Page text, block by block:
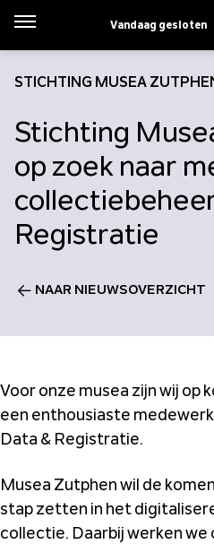
Menu Vandaag gesloten
Zoeken
NAAR NIEUWSOVERZICHT
STICHTING MUSEA
Stichting
op zoek naar
Registratie
Voor onze musea zijn wij op
een enthousiaste
Data & Registratie.
Musea Zutphen wil de
stap zetten in het
collectie. Daarbij werken